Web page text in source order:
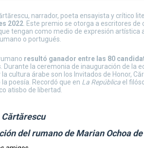
narrador, poeta ensayista y crítico
2022. Este premio se otorga a escritores
tengan como medio de expresión
o portugués.
resultó ganador entre las 80
Durante la ceremonia de inauguración de la
la cultura árabe son los Invitados de Honor,
la poesía. Recordó que en La República el
atisbo de libertad.
del rumano de Marian Ochoa